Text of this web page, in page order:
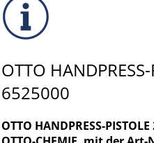
OTTO
6525000
OTTO HANDPRESS-